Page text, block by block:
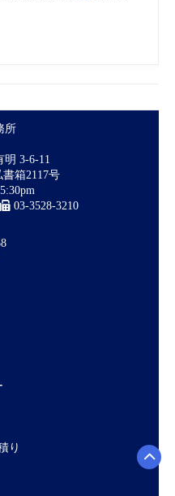
所
3-6-11
箱2117号
03-3528-3210
り